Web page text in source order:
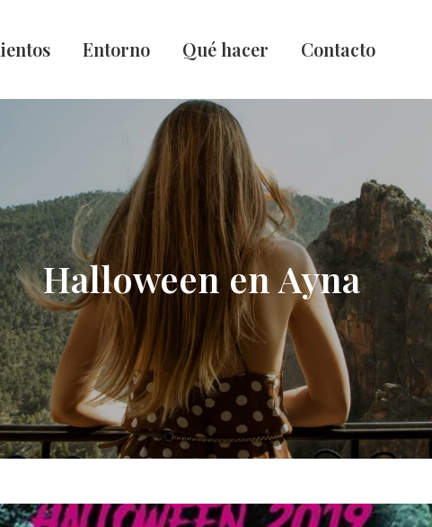
Entorno Qué hacer Contacto
Halloween en Ayna